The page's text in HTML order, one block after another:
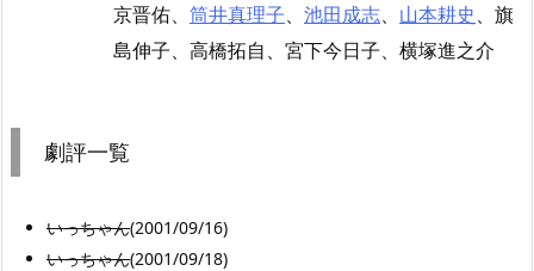
京晋佑、 筒井真理子、 池田成志、 山本耕史、旗
島伸子、高橋拓自、宮下今日子、横塚進之介
劇評一覧
いっちゃん(2001/09/16)
いっちゃん(2001/09/18)